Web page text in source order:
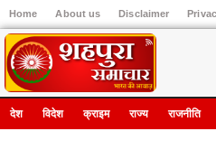
Home About us Disclaimer
देश विदेश क्राइम राज्य राजनीति